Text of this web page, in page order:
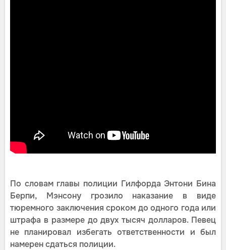
По словам главы полиции Гилфорда Энтони Бина
Берпи, Мэнсону грозило наказание в виде
тюремного заключения сроком до одного года или
штрафа в размере до двух тысяч долларов. Певец
не планировал избегать ответственности и был
намерен сдаться полиции.